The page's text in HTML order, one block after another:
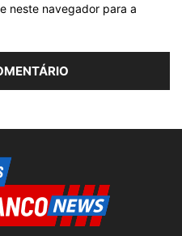
neste navegador para a